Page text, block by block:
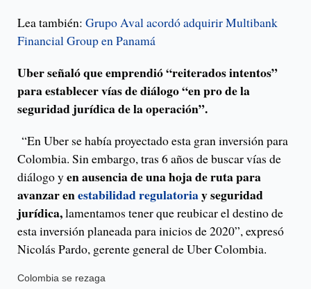
Lea también: Grupo Aval acordó adquirir Multibank
Financial Group en Panamá
Uber señaló que emprendió “reiterados intentos”
para establecer vías de diálogo “en pro de la
seguridad jurídica de la operación”.
“En Uber se había proyectado esta gran inversión para
Colombia. Sin embargo, tras 6 años de buscar vías de
diálogo yen ausencia de una hoja de ruta para
avanzar enestabilidad regulatoriay seguridad
jurídica,lamentamos tener que reubicar el destino de
esta inversión planeada para inicios de 2020”, expresó
Nicolás Pardo, gerente general de Uber Colombia.
Colombia se rezaga